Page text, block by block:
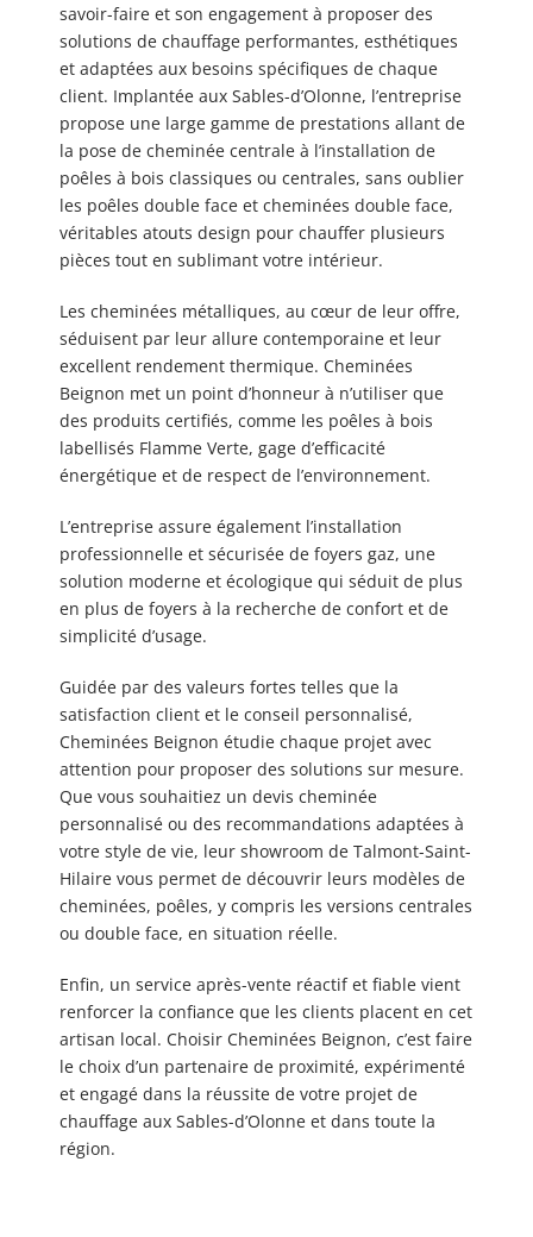
savoir-faire et son engagement à proposer des
solutions de chauffage performantes, esthétiques
et adaptées aux besoins spécifiques de chaque
client. Implantée aux Sables-d’Olonne, l’entreprise
propose une large gamme de prestations allant de
la pose de cheminée centrale à l’installation de
poêles à bois classiques ou centrales, sans oublier
les poêles double face et cheminées double face,
véritables atouts design pour chauffer plusieurs
pièces tout en sublimant votre intérieur.
Les cheminées métalliques, au cœur de leur offre,
séduisent par leur allure contemporaine et leur
excellent rendement thermique. Cheminées
Beignon met un point d’honneur à n’utiliser que
des produits certifiés, comme les poêles à bois
labellisés Flamme Verte, gage d’efficacité
énergétique et de respect de l’environnement.
L’entreprise assure également l’installation
professionnelle et sécurisée de foyers gaz, une
solution moderne et écologique qui séduit de plus
en plus de foyers à la recherche de confort et de
simplicité d’usage.
Guidée par des valeurs fortes telles que la
satisfaction client et le conseil personnalisé,
Cheminées Beignon étudie chaque projet avec
attention pour proposer des solutions sur mesure.
Que vous souhaitiez un devis cheminée
personnalisé ou des recommandations adaptées à
votre style de vie, leur showroom de Talmont-Saint-
Hilaire vous permet de découvrir leurs modèles de
cheminées, poêles, y compris les versions centrales
ou double face, en situation réelle.
Enfin, un service après-vente réactif et fiable vient
renforcer la confiance que les clients placent en cet
artisan local. Choisir Cheminées Beignon, c’est faire
le choix d’un partenaire de proximité, expérimenté
et engagé dans la réussite de votre projet de
chauffage aux Sables-d’Olonne et dans toute la
région.